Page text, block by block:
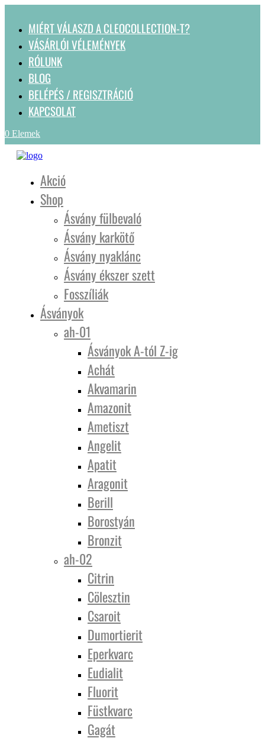
MIÉRT VÁLASZD A CLEOCOLLECTION-T?
VÁSÁRLÓI VÉLEMÉNYEK
RÓLUNK
BLOG
BELÉPÉS / REGISZTRÁCIÓ
KAPCSOLAT
0 Elemek
Akció
Shop
Ásvány fülbevaló
Ásvány karkötő
Ásvány nyaklánc
Ásvány ékszer szett
Fosszíliák
Ásványok
ah-01
Ásványok A-tól Z-ig
Achát
Akvamarin
Amazonit
Ametiszt
Angelit
Apatit
Aragonit
Berill
Borostyán
Bronzit
ah-02
Citrin
Cölesztin
Csaroit
Dumortierit
Eperkvarc
Eudialit
Fluorit
Füstkvarc
Gagát